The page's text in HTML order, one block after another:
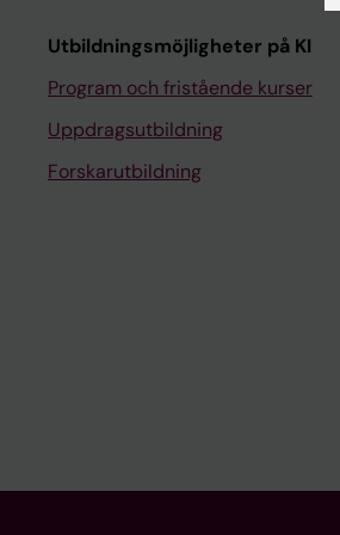
Utbildningsmöjligheter på KI
Program och fristående kurser
Uppdragsutbildning
Forskarutbildning